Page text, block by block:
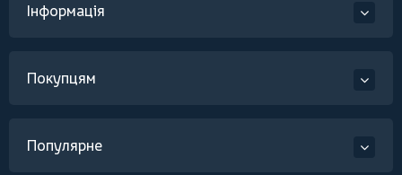
Інформація
Покупцям
Популярне